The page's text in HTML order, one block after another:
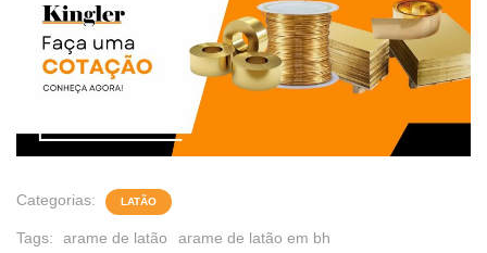
Categorias: LATÃO
Tags: arame de latão
arame de latão em bh